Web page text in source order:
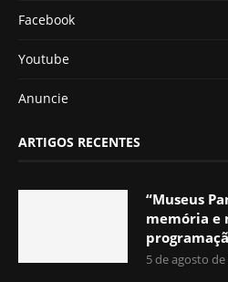
Facebook
Youtube
Anuncie
ARTIGOS RECENTES
“Museus
memória e
5 de agosto de